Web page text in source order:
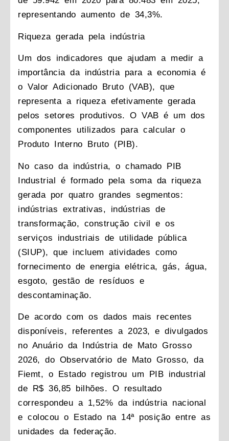
representando aumento de 34,3%.
Riqueza gerada pela indústria
Um dos indicadores que ajudam a medir a
importância da indústria para a economia é
o Valor Adicionado Bruto (VAB), que
representa a riqueza efetivamente gerada
pelos setores produtivos. O VAB é um dos
componentes utilizados para calcular o
Produto Interno Bruto (PIB).
No caso da indústria, o chamado PIB
Industrial é formado pela soma da riqueza
gerada por quatro grandes segmentos:
indústrias extrativas, indústrias de
transformação, construção civil e os
serviços industriais de utilidade pública
(SIUP), que incluem atividades como
fornecimento de energia elétrica, gás, água,
esgoto, gestão de resíduos e
descontaminação.
De acordo com os dados mais recentes
disponíveis, referentes a 2023, e divulgados
no Anuário da Indústria de Mato Grosso
2026, do Observatório de Mato Grosso, da
Fiemt, o Estado registrou um PIB industrial
de R$ 36,85 bilhões. O resultado
correspondeu a 1,52% da indústria nacional
e colocou o Estado na 14ª posição entre as
unidades da federação.